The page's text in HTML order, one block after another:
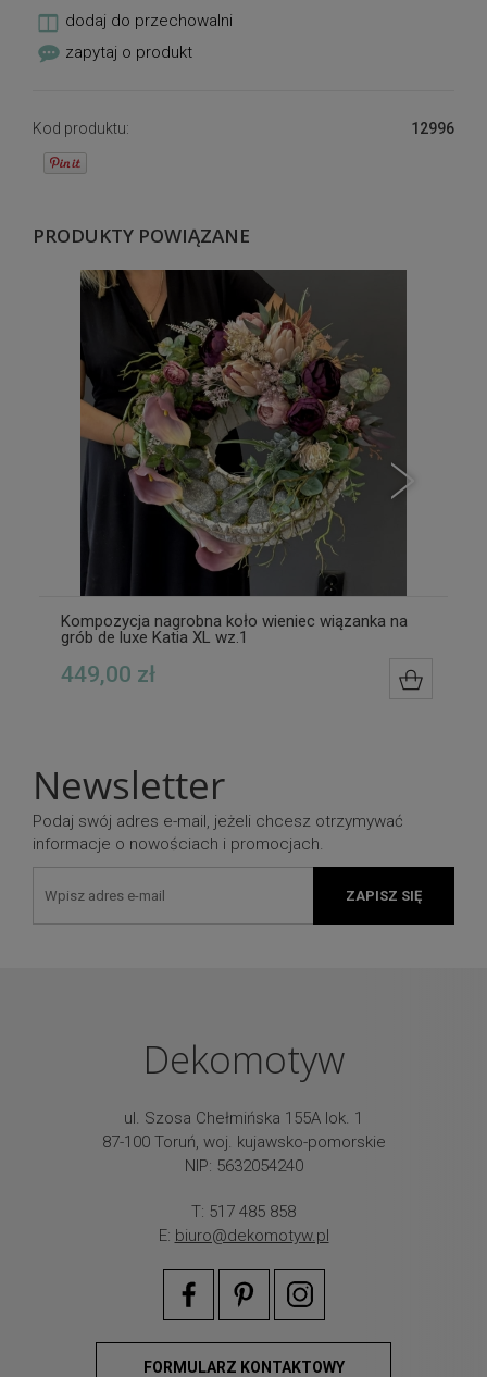
dodaj do przechowalni
zapytaj o produkt
Kod produktu: 12996
PRODUKTY POWIĄZANE
Kompozycja nagrobna koło wieniec wiązanka na
grób de luxe Katia XL wz.1
449,00 zł
Newsletter
Podaj swój adres e-mail, jeżeli chcesz otrzymywać
informacje o nowościach i promocjach.
ZAPISZ SIĘ
Dekomotyw
ul. Szosa Chełmińska 155A lok. 1
87-100 Toruń, woj. kujawsko-pomorskie
NIP: 5632054240
T: 517 485 858
E: biuro@dekomotyw.pl
FORMULARZ KONTAKTOWY